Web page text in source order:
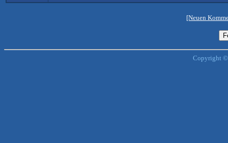
[Neuen
Copyright ©